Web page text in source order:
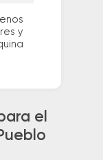
y
el